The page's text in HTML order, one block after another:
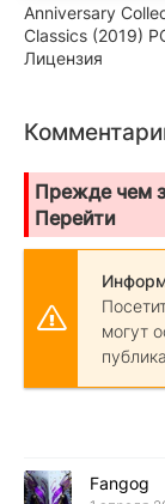
Anniversary
Classics (2019)
Лицензия
Прежде чем
Перейти
могут
Fangog